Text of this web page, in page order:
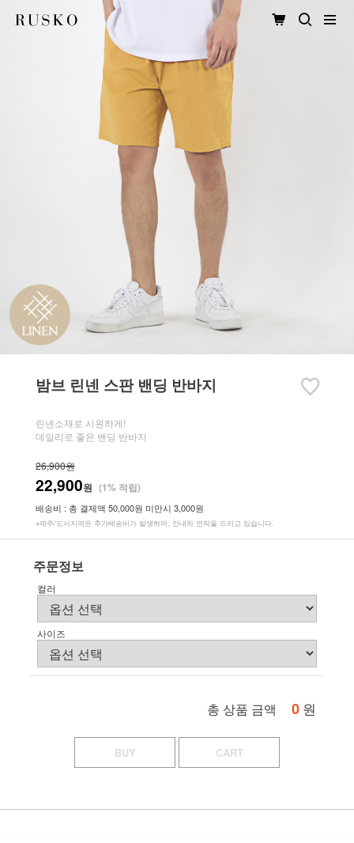
밤브 린넨 스판 밴딩 반바지
린넨소재로 시원하게!
데일리로 좋은 밴딩 반바지
26,900원
22,900원 (1% 적립)
배송비 : 총 결제액 50,000원 미만시 3,000원
※제주/도서지역은 추가배송비가 발생하며, 안내차 연락을 드리고 있습니다.
주문정보
컬러
사이즈
총 상품 금액 0 원
BUY CART